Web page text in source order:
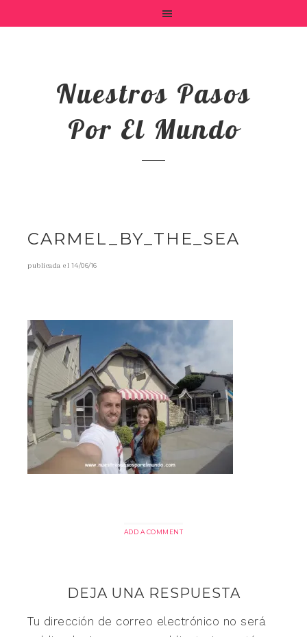
Nuestros Pasos
Por El Mundo
CARMEL_BY_THE_SEA
publicada el14/06/16
ADD A COMMENT
DEJA UNA RESPUESTA
Tu dirección de correo electrónico no será